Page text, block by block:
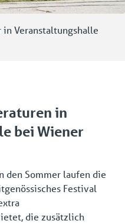
in
bei Wiener
den Sommer laufen die
Festival
die zusätzlich
Veranstaltungshalle